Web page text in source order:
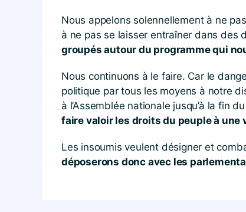
Nous appelons solennellement à ne
à ne pas se laisser entraîner dans des
groupés autour du programme qui
Nous continuons à le faire. Car le
politique par tous les moyens à notre
à l’Assemblée nationale jusqu’à la fin
faire valoir les droits du peuple à une
Les insoumis veulent désigner et
déposerons donc avec les